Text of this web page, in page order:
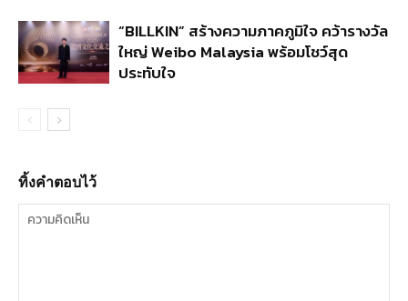
“BILLKIN” สร้างความภาคภูมิใจ คว้ารางวัล
ใหญ่ Weibo Malaysia พร้อมโชว์สุด
ประทับใจ
ทิ้งคำตอบไว้